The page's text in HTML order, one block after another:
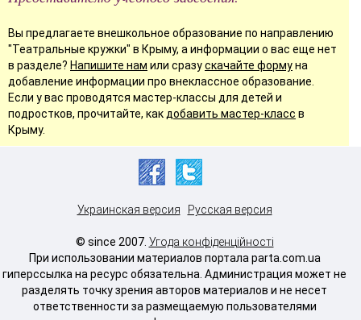
Вы предлагаете внешкольное образование по направлению
"Театральные кружки" в Крыму, а информации о вас еще нет
в разделе? Напишите нам или сразускачайте формуна
добавление информации про внеклассное образование.
Если у вас проводятся мастер-классы для детей и
подростков, прочитайте, как добавить мастер-класс в
Крыму.
Украинская версия Русская версия
© since 2007. Угода конфіденційності
При использовании материалов портала parta.com.ua
гиперссылка на ресурс обязательна. Администрация может не
разделять точку зрения авторов материалов и не несет
ответственности за размещаемую пользователями